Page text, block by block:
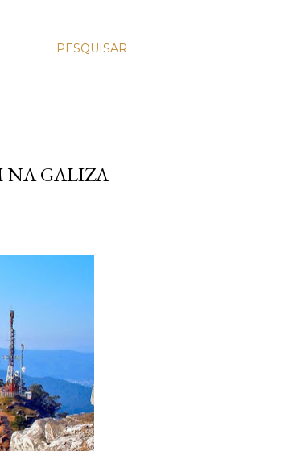
PESQUISAR
NA GALIZA